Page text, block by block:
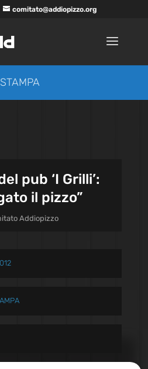
comitato@addiopizzo.org
pub ‘I Grilli’:
il pizzo”
Addiopizzo